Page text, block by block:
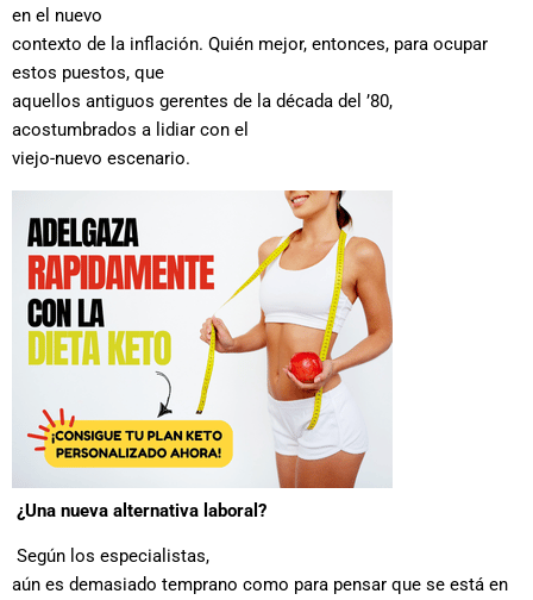
en el nuevo
contexto de la inflación. Quién mejor, entonces, para ocupar
estos puestos, que
aquellos antiguos gerentes de la década del ’80,
acostumbrados a lidiar con el
viejo-nuevo escenario.
¿Una nueva alternativa laboral?
Según los especialistas,
aún es demasiado temprano como para pensar que se está en